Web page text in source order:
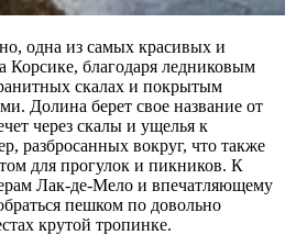
одна из самых красивых и
Корсике, благодаря ледниковым
скалах и покрытым
Долина берет свое название от
через скалы и ущелья к
разбросанных вокруг, что также
для прогулок и пикников. К
Лак-де-Мело и впечатляющему
пешком по довольно
крутой тропинке.